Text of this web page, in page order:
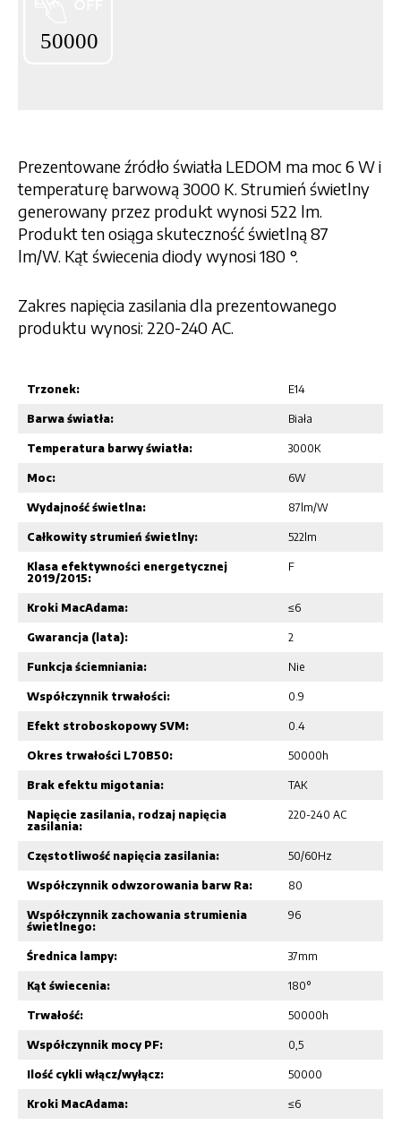
Prezentowane źródło światła LEDOM ma moc 6 W i
temperaturę barwową 3000 K. Strumień świetlny
generowany przez produkt wynosi 522 lm.
Produkt ten osiąga skuteczność świetlną 87
lm/W. Kąt świecenia diody wynosi 180 °.
Zakres napięcia zasilania dla prezentowanego
produktu wynosi: 220-240 AC.
Trzonek: E14
Barwa światła: Biała
Temperatura barwy światła: 3000K
Moc: 6W
Wydajność świetlna: 87lm/W
Całkowity strumień świetlny: 522lm
Klasa efektywności energetycznej
2019/2015:
F
Kroki MacAdama: ≤6
Gwarancja (lata): 2
Funkcja ściemniania: Nie
Współczynnik trwałości: 0.9
Efekt stroboskopowy SVM: 0.4
Okres trwałości L70B50: 50000h
Brak efektu migotania: TAK
Napięcie zasilania, rodzaj napięcia
zasilania:
220-240 AC
Częstotliwość napięcia zasilania: 50/60Hz
Współczynnik odwzorowania barw Ra: 80
Współczynnik zachowania strumienia
świetlnego:
96
Średnica lampy: 37mm
Kąt świecenia: 180°
Trwałość: 50000h
Współczynnik mocy PF: 0,5
Ilość cykli włącz/wyłącz: 50000
Kroki MacAdama: ≤6